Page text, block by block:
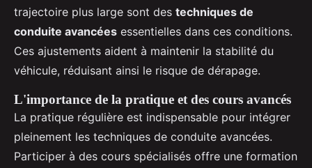
trajectoire plus large sont des techniques de
conduite avancées essentielles dans ces conditions.
Ces ajustements aident à maintenir la stabilité du
véhicule, réduisant ainsi le risque de dérapage.
L'importance de la pratique et des cours avancés
La pratique régulière est indispensable pour intégrer
pleinement les techniques de conduite avancées.
Participer à des cours spécialisés offre une formation